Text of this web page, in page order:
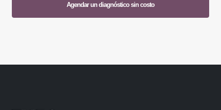
Agendar un diagnóstico sin costo